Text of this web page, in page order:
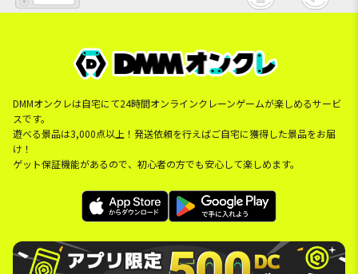
DMMオンクレは自宅にて24時間オンラインクレーンゲームが楽しめるサービ
スです。
遊べる景品は3,000点以上！発送依頼を行えばご自宅に獲得した景品をお届
け！
ゲット保証機能があるので、初心者の方でも安心して楽しめます。